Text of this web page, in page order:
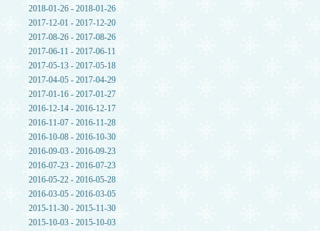
2018-01-26 - 2018-01-26
2017-12-01 - 2017-12-20
2017-08-26 - 2017-08-26
2017-06-11 - 2017-06-11
2017-05-13 - 2017-05-18
2017-04-05 - 2017-04-29
2017-01-16 - 2017-01-27
2016-12-14 - 2016-12-17
2016-11-07 - 2016-11-28
2016-10-08 - 2016-10-30
2016-09-03 - 2016-09-23
2016-07-23 - 2016-07-23
2016-05-22 - 2016-05-28
2016-03-05 - 2016-03-05
2015-11-30 - 2015-11-30
2015-10-03 - 2015-10-03